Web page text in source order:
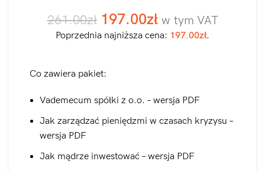
261.00zł 197.00zł w tym VAT
Poprzednia najniższa cena: 197.00zł.
Co zawiera pakiet:
Vademecum spółki z o.o. – wersja PDF
Jak zarządzać pieniędzmi w czasach kryzysu –
wersja PDF
Jak mądrze inwestować – wersja PDF